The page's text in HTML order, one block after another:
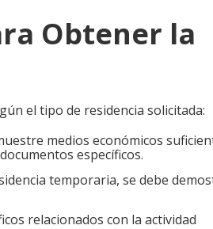
Obtener la
el tipo de residencia solicitada:
medios económicos
específicos.
temporaria, se debe
relacionados con la actividad